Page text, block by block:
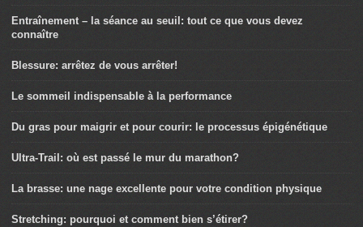
Entraînement – la séance au seuil: tout ce que vous devez
connaître
Blessure: arrêtez de vous arrêter!
Le sommeil indispensable à la performance
Du gras pour maigrir et pour courir: le processus épigénétique
Ultra-Trail: où est passé le mur du marathon?
La brasse: une nage excellente pour votre condition physique
Stretching: pourquoi et comment bien s’étirer?